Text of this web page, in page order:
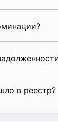
в реестр?